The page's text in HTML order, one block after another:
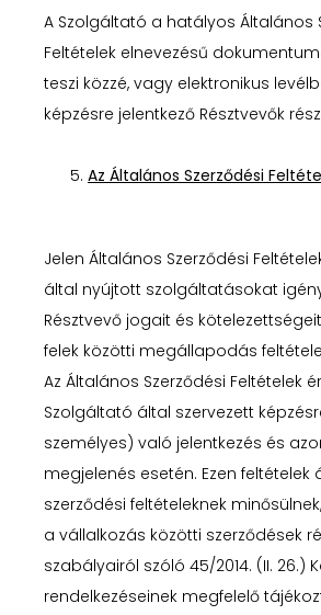
A Szolgáltató a hatályos Általános
Feltételek elnevezésű
teszi közzé, vagy elektronikus
képzésre jelentkező Résztvevők
Az Általános Szerződési
Jelen Általános Szerződési
által nyújtott szolgáltatásokat
Résztvevő jogait és
felek közötti megállapodás
Az Általános Szerződési Feltételek
Szolgáltató által szervezett
személyes) való jelentkezés és
megjelenés esetén. Ezen feltételek
szerződési feltételeknek
a vállalkozás közötti szerződések
szabályairól szóló 45/2014. (II. 26.)
rendelkezéseinek megfelelő